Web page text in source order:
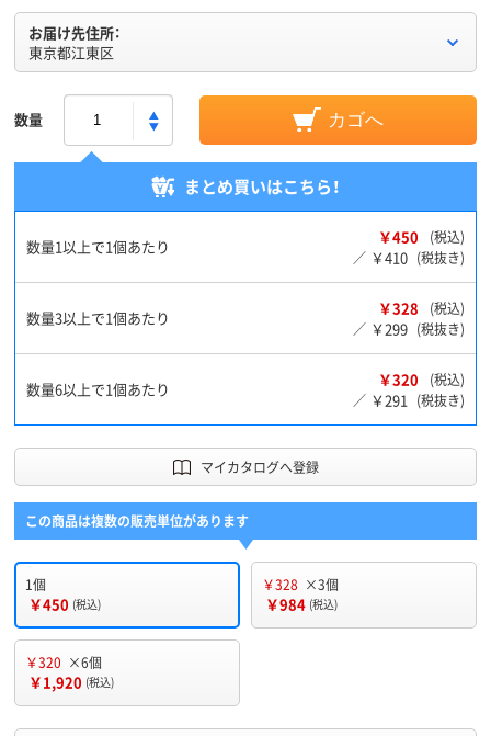
お届け先住所：
東京都江東区
数量 カゴへ
まとめ買いはこちら！
数量1以上で1個あたり ￥450
(税込)
／ ￥410 (税抜き)
数量3以上で1個あたり ￥328
(税込)
／ ￥299 (税抜き)
数量6以上で1個あたり ￥320
(税込)
／ ￥291 (税抜き)
マイカタログへ登録
この商品は複数の販売単位があります
1個
￥450 (税込)
￥328 ×3個
￥984 (税込)
￥320 ×6個
￥1,920 (税込)